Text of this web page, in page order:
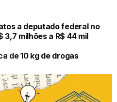
a deputado federal no
3,7 milhões a R$ 44 mil
de 10 kg de drogas